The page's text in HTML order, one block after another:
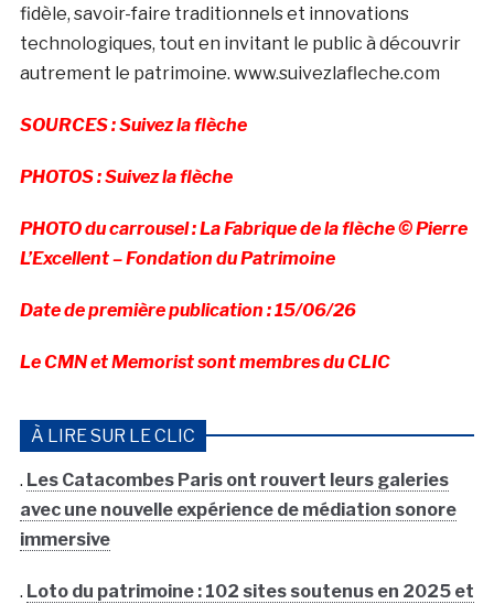
fidèle, savoir-faire traditionnels et innovations
technologiques, tout en invitant le public à découvrir
autrement le patrimoine. www.suivezlafleche.com
SOURCES : Suivez la flèche
PHOTOS : Suivez la flèche
PHOTO du carrousel : La Fabrique de la flèche © Pierre
L’Excellent – Fondation du Patrimoine
Date de première publication : 15/06/26
Le CMN et Memorist sont membres du CLIC
À LIRE SUR LE CLIC
. Les Catacombes Paris ont rouvert leurs galeries
avec une nouvelle expérience de médiation sonore
immersive
. Loto du patrimoine : 102 sites soutenus en 2025 et